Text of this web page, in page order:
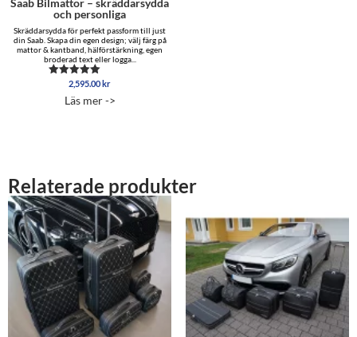
och personliga
Skräddarsydda för perfekt passform till just
din Saab. Skapa din egen design; välj färg på
mattor & kantband, hälförstärkning, egen
broderad text eller logga...
Betygsatt
av 5
2,595.00kr
Läs mer ->
Relaterade produkter